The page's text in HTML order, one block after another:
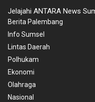
Jelajahi ANTARA News
Berita Palembang
Info Sumsel
Lintas Daerah
Polhukam
Ekonomi
Olahraga
Nasional